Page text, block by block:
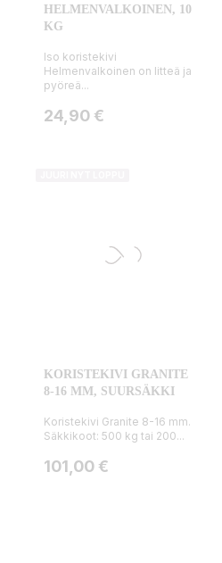
HELMENVALKOINEN, 10
KG
Iso koristekivi
Helmenvalkoinen on litteä ja
pyöreä...
Hinta
24,90 €
KORISTEKIVI GRANITE
8-16 MM, SUURSÄKKI
Koristekivi Granite 8-16 mm.
Säkkikoot: 500 kg tai 200...
Hinta
101,00 €